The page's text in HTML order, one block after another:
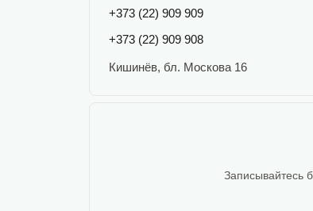
+373 (22) 909 909
+373 (22) 909 908
Кишинёв, бл. Москова 16
Записывайтесь